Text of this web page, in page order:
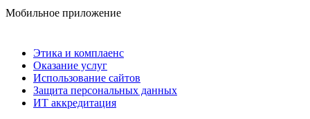
Мобильное приложение
Этика и комплаенс
Оказание услуг
Использование сайтов
Защита персональных данных
ИТ аккредитация